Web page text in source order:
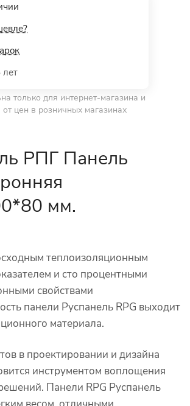
лет
только для интернет-магазина и
цен в розничных магазинах
РПГ Панель
мм.
теплоизоляционным
и сто процентными
свойствами
панели Руспанель RPG выходит
материала.
в проектировании и дизайна
инструментом воплощения
Панели RPG Руспанель